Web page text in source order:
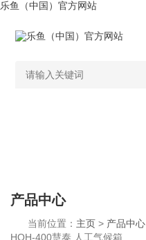
乐鱼（中国）官方网站
产品中心
当前位置： 主页> 产品中心
HQH-400慧泰 人工气候箱